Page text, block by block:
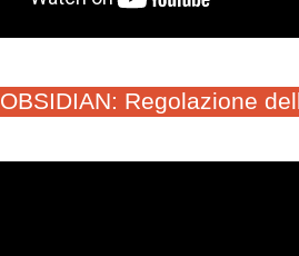
OBSIDIAN: Regolazione